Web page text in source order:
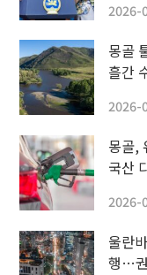
2026-
몽골
흘간
2026-
몽골,
국산
2026-
울란
행…